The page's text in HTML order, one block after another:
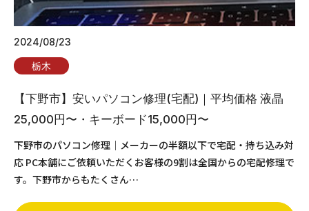
2024/08/23
栃木
【下野市】安いパソコン修理(宅配)｜平均価格 液晶
25,000円〜・キーボード15,000円〜
下野市のパソコン修理｜メーカーの半額以下で宅配・持ち込み対
応 PC本舗にご依頼いただくお客様の9割は全国からの宅配修理で
す。下野市からもたくさん…